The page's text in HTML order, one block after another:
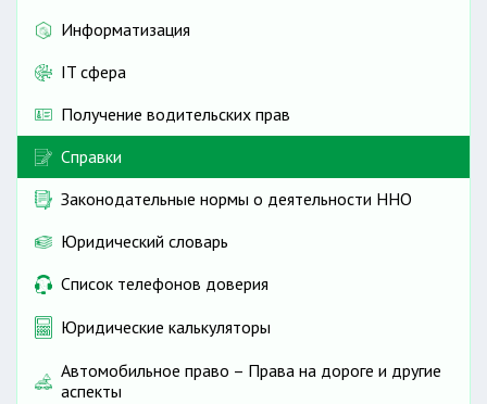
Информатизация
IT сфера
Получение водительских прав
Справки
Законодательные нормы о деятельности ННО
Юридический словарь
Список телефонов доверия
Юридические калькуляторы
Автомобильное право – Права на дороге и другие
аспекты